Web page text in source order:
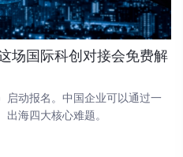
场国际科创对接会免费解
启动报名。中国企业可以通过一
海四大核心难题。